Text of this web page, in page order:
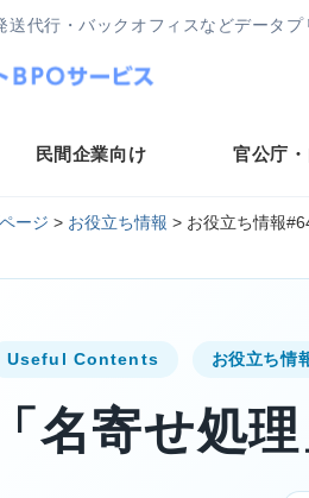
送代行・バックオフィスなどデータ
民間企業向け 官公庁
ージ > お役立ち情報 > お役立ち情報
Useful Contents お役立ち情
「名寄せ処